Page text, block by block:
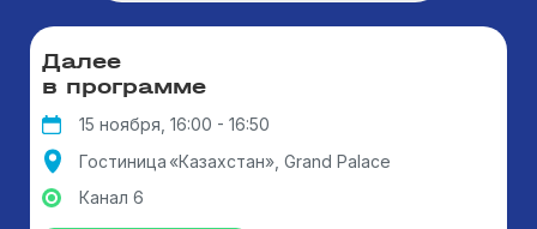
Далее
в программе
15 ноября, 16:00 - 16:50
Гостиница «Казахстан», Grand Palace
Канал 6